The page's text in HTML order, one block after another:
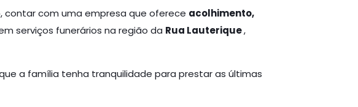
contar com uma empresa que oferece acolhimento,
serviços funerários na região da Rua Lauterique,
a família tenha tranquilidade para prestar as últimas